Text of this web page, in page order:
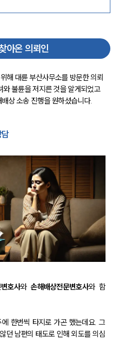
아온 의뢰인
해 대륜 부산사무소를 방문한 의뢰
와 불륜을 저지른 것을 알게되었고
상 소송 진행을 원하셨습니다.
호사와 손해배상전문변호사와 함
한번씩 타지로 가곤 했는데요. 그
던 남편의 태도로 인해 외도를 의심